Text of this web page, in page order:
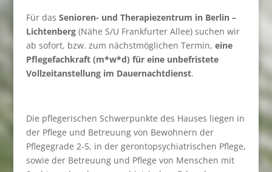
Für das Senioren- und Therapiezentrum in Berlin –
Lichtenberg(Nähe S/U Frankfurter Allee) suchen wir
ab sofort, bzw. zum nächstmöglichen Termin, eine
Pflegefachkraft (m*w*d) für eine unbefristete
Vollzeitanstellung im Dauernachtdienst.
Die pflegerischen Schwerpunkte des Hauses liegen in
der Pflege und Betreuung von Bewohnern der
Pflegegrade 2-5, in der gerontopsychiatrischen Pflege,
sowie der Betreuung und Pflege von Menschen mit